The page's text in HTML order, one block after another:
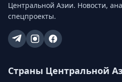
Центральной Азии. Новости,
спецпроекты.
Страны Центральной